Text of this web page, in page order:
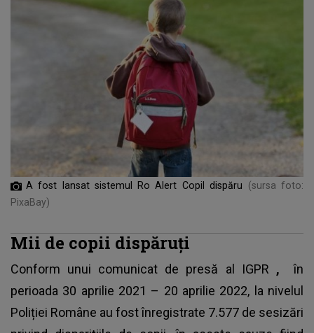
A fost lansat sistemul Ro Alert Copil dispăru
(sursa foto:
PixaBay)
Mii de copii dispăruți
Conform unui comunicat de presă al IGPR ,în
perioada 30 aprilie 2021 – 20 aprilie 2022, la nivelul
Poliției Române au fost înregistrate 7.577 de sesizări